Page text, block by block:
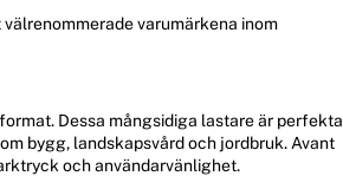
varumärkena inom
Dessa mångsidiga lastare är perfekta
bygg, landskapsvård och jordbruk. Avant
och användarvänlighet.